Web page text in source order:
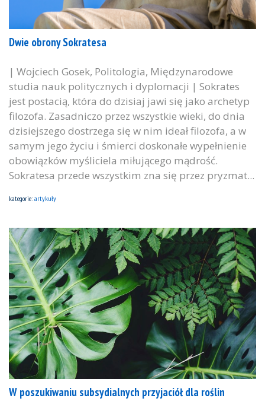
Dwie obrony Sokratesa
| Wojciech Gosek, Politologia, Międzynarodowe
studia nauk politycznych i dyplomacji | Sokrates
jest postacią, która do dzisiaj jawi się jako archetyp
filozofa. Zasadniczo przez wszystkie wieki, do dnia
dzisiejszego dostrzega się w nim ideał filozofa, a w
samym jego życiu i śmierci doskonałe wypełnienie
obowiązków myśliciela miłującego mądrość.
Sokratesa przede wszystkim zna się przez pryzmat...
kategorie: artykuły
W poszukiwaniu subsydialnych przyjaciół dla roślin